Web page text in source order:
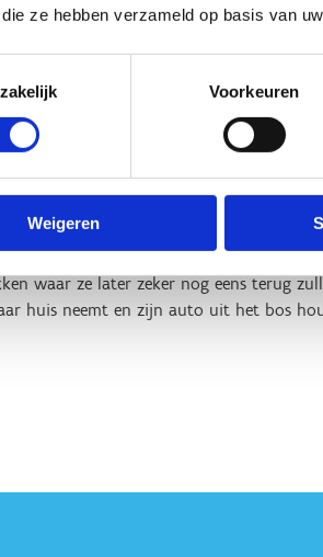
ze hebben verzameld op basis van
Voorkeuren
Weigeren
na de laatste ijstijden zo'n 10.000 jaar
langere lussen zitten enkele pittige
Op die open plek in het woud werd
lussen lopen door het halfopen
Meerdaalwoud, met prachtige
loopt er ook langs de mooi verzorgde
Meerdael.
de barbecuezone en de bivakzone -
waar ze later zeker nog eens terug
huis neemt en zijn auto uit het bos